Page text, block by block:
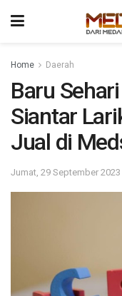
Home Daerah
Baru
Siantar
Jual di
Jumat, 29 September 2023